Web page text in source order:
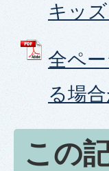
キッ
全ペ
る場
この